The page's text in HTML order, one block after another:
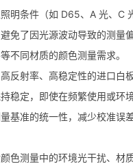
明条件（如 D65、A 光、C
免了因光源波动导致的测量
不同材质的颜色测量需求。
反射率、高稳定性的进口白
稳定，即使在频繁使用或环
基准的统一性，减少校准误
色测量中的环境光干扰、材